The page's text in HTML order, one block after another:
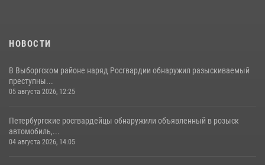
НОВОСТИ
В Выборгском районе наряд Росгвардии обнаружил разыскиваемый
преступны...
05 августа 2026, 12:25
Петербургские росгвардейцы обнаружили объявленный в розыск
автомобиль,...
04 августа 2026, 14:05